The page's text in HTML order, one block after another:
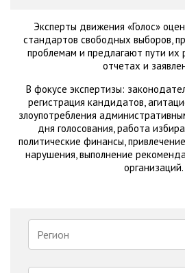
Эксперты движения «Голос»
стандартов свободных выборов,
проблемам и предлагают пути
отчетах и
В фокусе экспертизы:
регистрация кандидатов,
злоупотребления
дня голосования, работа
политические финансы,
нарушения, выполнение
организаций.
Регион